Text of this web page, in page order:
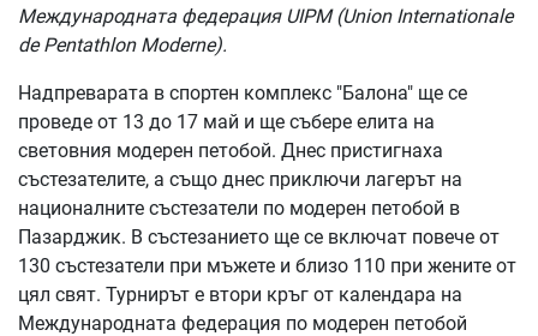
Международната федерация UIPM (Union Internationale
de Pentathlon Moderne).
Надпреварата в спортен комплекс "Балона" ще се
проведе от 13 до 17 май и ще събере елита на
световния модерен петобой. Днес пристигнаха
състезателите, а също днес приключи лагерът на
националните състезатели по модерен петобой в
Пазарджик. В състезанието ще се включат повече от
130 състезатели при мъжете и близо 110 при жените от
цял свят. Турнирът е втори кръг от календара на
Международната федерация по модерен петобой